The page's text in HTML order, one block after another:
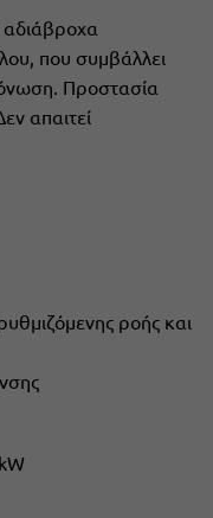
αδιάβροχα
που συμβάλλει
Προστασία
απαιτεί
ροής και